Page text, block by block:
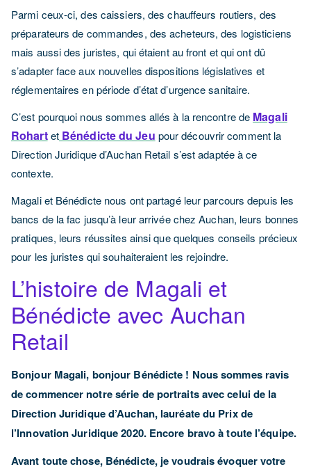
Parmi ceux-ci, des caissiers, des chauffeurs routiers, des
préparateurs de commandes, des acheteurs, des logisticiens
mais aussi des juristes, qui étaient au front et qui ont dû
s’adapter face aux nouvelles dispositions législatives et
réglementaires en période d’état d’urgence sanitaire.
C’est pourquoi nous sommes allés à la rencontre de Magali
Rohartet Bénédicte du Jeu pour découvrir comment la
Direction Juridique d’Auchan Retail s’est adaptée à ce
contexte.
Magali et Bénédicte nous ont partagé leur parcours depuis les
bancs de la fac jusqu’à leur arrivée chez Auchan, leurs bonnes
pratiques, leurs réussites ainsi que quelques conseils précieux
pour les juristes qui souhaiteraient les rejoindre.
L’histoire de Magali et
Bénédicte avec Auchan
Retail
Bonjour Magali, bonjour Bénédicte ! Nous sommes ravis
de commencer notre série de portraits avec celui de la
Direction Juridique d’Auchan, lauréate du Prix de
l’Innovation Juridique 2020. Encore bravo à toute l’équipe.
Avant toute chose, Bénédicte, je voudrais évoquer votre